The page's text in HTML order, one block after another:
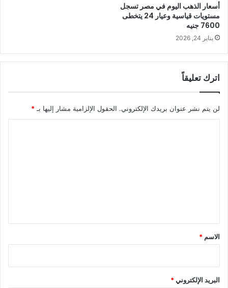
أسعار الذهب اليوم في مصر تسجل
مستويات قياسية وعيار 24 يتخطى
7600 جنيه
يناير 24, 2026
اترك تعليقاً
لن يتم نشر عنوان بريدك الإلكتروني. الحقول الإلزامية مشار إليها بـ *
*
الاسم *
البريد الإلكتروني*